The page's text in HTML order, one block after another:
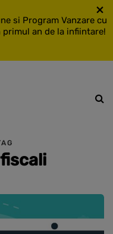
si Program Vanzare cu
primul an de la infiintare!
×